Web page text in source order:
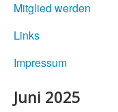
Mitglied werden
Links
Impressum
Juni 2025